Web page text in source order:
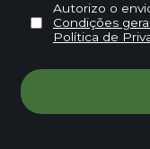
Autorizo o
Condições
Política de